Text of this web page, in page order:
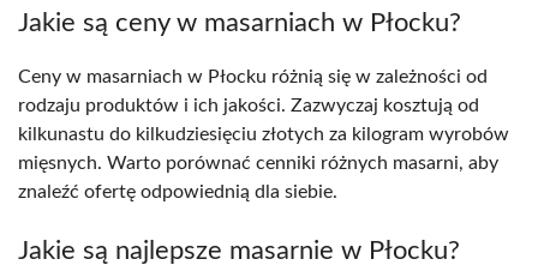
Jakie są ceny w masarniach w Płocku?
Ceny w masarniach w Płocku różnią się w zależności od
rodzaju produktów i ich jakości. Zazwyczaj kosztują od
kilkunastu do kilkudziesięciu złotych za kilogram wyrobów
mięsnych. Warto porównać cenniki różnych masarni, aby
znaleźć ofertę odpowiednią dla siebie.
Jakie są najlepsze masarnie w Płocku?